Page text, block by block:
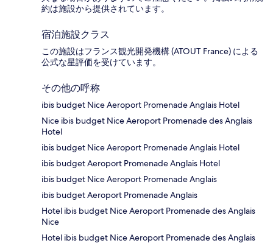
約は施設から提供されています。
宿泊施設クラス
この施設はフランス観光開発機構 (ATOUT France) による
公式な星評価を受けています。
その他の呼称
ibis budget Nice Aeroport Promenade Anglais Hotel
Nice ibis budget Nice Aeroport Promenade des Anglais
Hotel
ibis budget Nice Aeroport Promenade Anglais Hotel
ibis budget Aeroport Promenade Anglais Hotel
ibis budget Nice Aeroport Promenade Anglais
ibis budget Aeroport Promenade Anglais
Hotel ibis budget Nice Aeroport Promenade des Anglais
Nice
Hotel ibis budget Nice Aeroport Promenade des Anglais